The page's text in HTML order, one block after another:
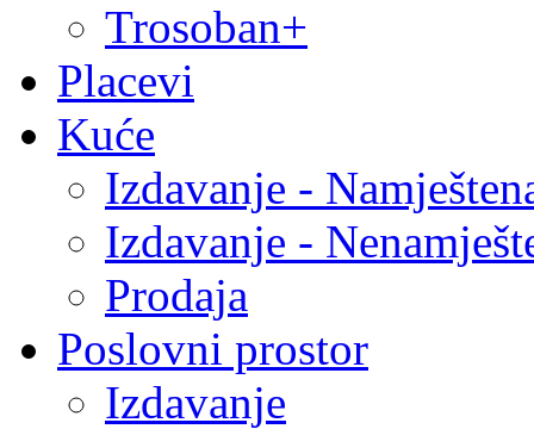
Trosoban+
Placevi
Kuće
Izdavanje -
Izdavanje -
Prodaja
Poslovni prostor
Izdavanje